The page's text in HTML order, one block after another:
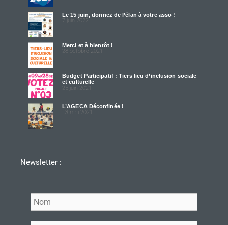
Le 15 juin, donnez de l’élan à votre asso !
7 juin 2022
Merci et à bientôt !
28 octobre 2021
Budget Participatif : Tiers lieu d’inclusion sociale
et culturelle
25 juin 2021
L’AGECA Déconfinée !
13 mai 2021
Newsletter :